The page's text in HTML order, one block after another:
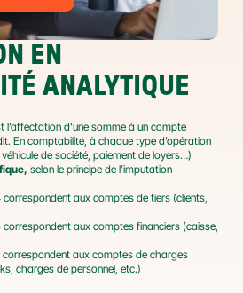
EN
ANALYTIQUE
l’affectation d’une somme à un compte
En comptabilité, à chaque type d’opération
de société, paiement de loyers…)
selon le principe de l’imputation
aux comptes financiers (caisse,
aux comptes de charges
charges de personnel, etc.)